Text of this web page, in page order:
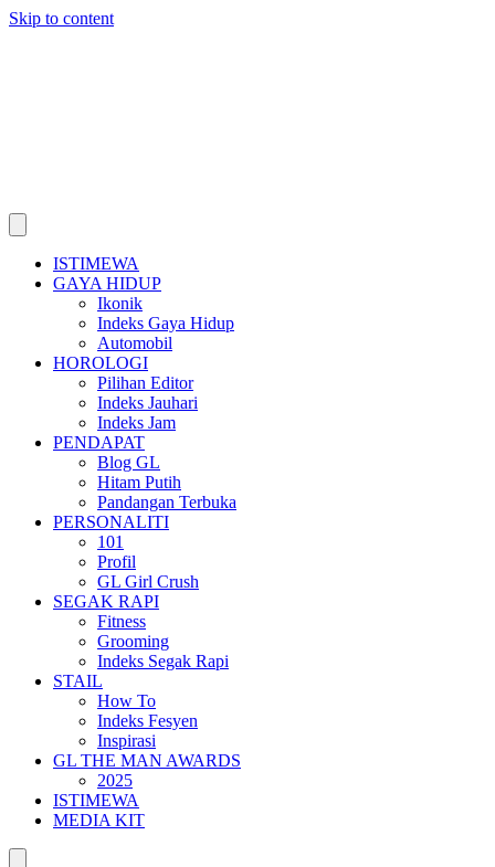
Skip to content
ISTIMEWA
GAYA HIDUP
Ikonik
Indeks Gaya Hidup
Automobil
HOROLOGI
Pilihan Editor
Indeks Jauhari
Indeks Jam
PENDAPAT
Blog GL
Hitam Putih
Pandangan Terbuka
PERSONALITI
101
Profil
GL Girl Crush
SEGAK RAPI
Fitness
Grooming
Indeks Segak Rapi
STAIL
How To
Indeks Fesyen
Inspirasi
GL THE MAN AWARDS
2025
ISTIMEWA
MEDIA KIT